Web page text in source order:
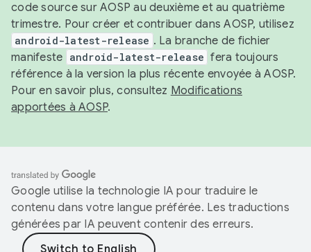
code source sur AOSP au deuxième et au quatrième
trimestre. Pour créer et contribuer dans AOSP, utilisez
android-latest-release . La branche de fichier
manifeste android-latest-release fera toujours
référence à la version la plus récente envoyée à AOSP.
Pour en savoir plus, consultez Modifications
apportées à AOSP.
Google utilise la technologie IA pour traduire le
contenu dans votre langue préférée. Les traductions
générées par IA peuvent contenir des erreurs.